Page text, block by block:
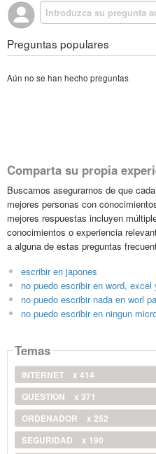
Preguntas populares
Aún no se han hecho preguntas
Comparta su propia
Buscamos asegurarnos de que
mejores personas con
mejores respuestas incluyen
conocimientos o experiencia
a alguna de estas preguntas
escribir en japones
no puedo escribir en word, excel
no puedo escribir nada en worl
no puedo escribir en ningun
Temas
INTERNET
x 414
QUESTION
x 371
ORDENADOR
x 252
SEGURIDAD
x 190